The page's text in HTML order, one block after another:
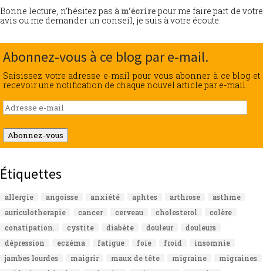
Bonne lecture, n’hésitez pas à m’écrire pour me faire part de votre
avis ou me demander un conseil, je suis à votre écoute.
Abonnez-vous à ce blog par e-mail.
Saisissez votre adresse e-mail pour vous abonner à ce blog et
recevoir une notification de chaque nouvel article par e-mail.
Adresse
e-
mail
Abonnez-vous
Étiquettes
allergie angoisse anxiété aphtes arthrose
asthme
auriculotherapie
cancer cerveau cholesterol
colère
constipation.
cystite diabète douleur
douleurs
dépression
eczéma fatigue foie froid
insomnie
jambes lourdes
maigrir maux de tête migraine
migraines